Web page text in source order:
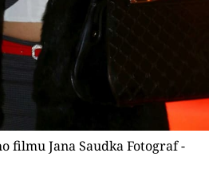
filmu Jana Saudka Fotograf -